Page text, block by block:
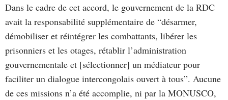
Dans le cadre de cet accord, le gouvernement de la RDC
avait la responsabilité supplémentaire de “désarmer,
démobiliser et réintégrer les combattants, libérer les
prisonniers et les otages, rétablir l’administration
gouvernementale et [sélectionner] un médiateur pour
faciliter un dialogue intercongolais ouvert à tous”. Aucune
de ces missions n’a été accomplie, ni par la MONUSCO,